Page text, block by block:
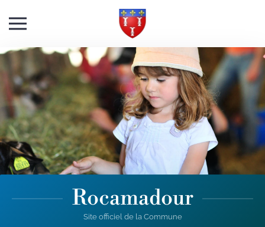
Skip to main content
Rocamadour
Site officiel de la Commune